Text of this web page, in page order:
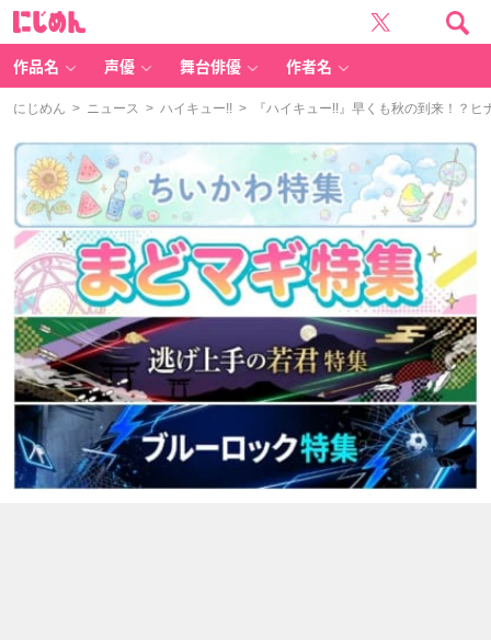
作品名 声優 舞台俳優 作者名
にじめん > ニュース > ハイキュー!! > 『ハイキュー!!』早くも秋の到来！？ヒ